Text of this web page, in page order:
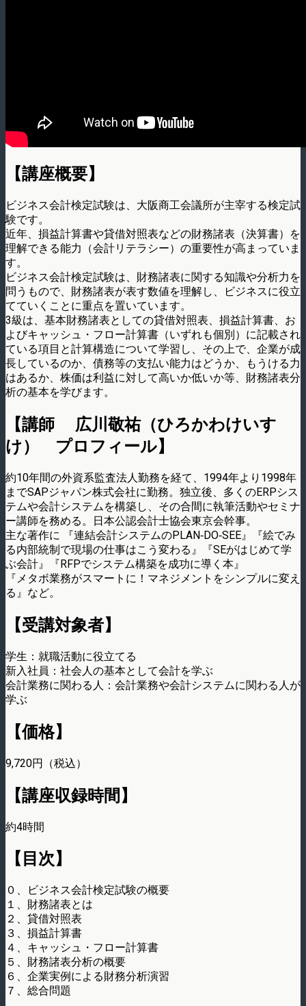
【講座概要】
ビジネス会計検定試験は、大阪商工会議所が主宰する検定試
験です。
近年、損益計算書や貸借対照表などの財務諸表（決算書）を
理解できる能力（会計リテラシー）の重要性が高まっていま
す。
ビジネス会計検定試験は、財務諸表に関する知識や分析力を
問うもので、財務諸表が表す数値を理解し、ビジネスに役立
てていくことに重点を置いています。
3級は、基本財務諸表としての貸借対照表、損益計算書、お
よびキャッシュ・フロー計算書（いずれも個別）に記載され
ている項目と計算構造について学習し、その上で、企業が成
長しているのか、債務等の支払い能力はどうか、もうける力
はあるか、株価は利益に対して高いか低いか等、財務諸表分
析の基本を学びます。
【講師 広川敬祐（ひろかわけいす
け） プロフィール】
約10年間の外資系監査法人勤務を経て、1994年より1998年
までSAPジャパン株式会社に勤務。独立後、多くのERPシス
テムや会計システムを構築し、その合間に執筆活動やセミナ
ー講師を務める。日本公認会計士協会東京会幹事。
主な著作に 『連結会計システムのPLAN‐DO‐SEE』『絵でみ
る内部統制で現場の仕事はこう変わる』『SEがはじめて学
ぶ会計』『RFPでシステム構築を成功に導く本』
『メタボ業務がスマートに！マネジメントをシンプルに変え
る』など。
【受講対象者】
学生：就職活動に役立てる
新入社員：社会人の基本として会計を学ぶ
会計業務に関わる人：会計業務や会計システムに関わる人が
学ぶ
【価格】
9,720円（税込）
【講座収録時間】
約4時間
【目次】
０、ビジネス会計検定試験の概要
１、財務諸表とは
２、貸借対照表
３、損益計算書
４、キャッシュ・フロー計算書
５、財務諸表分析の概要
６、企業実例による財務分析演習
７、総合問題